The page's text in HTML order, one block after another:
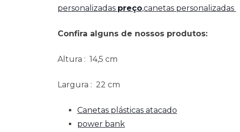
personalizadas preço,canetas personalizadas
Confira alguns de nossos produtos:
Altura : 14,5 cm
Largura : 22 cm
Canetas plásticas atacado
power bank